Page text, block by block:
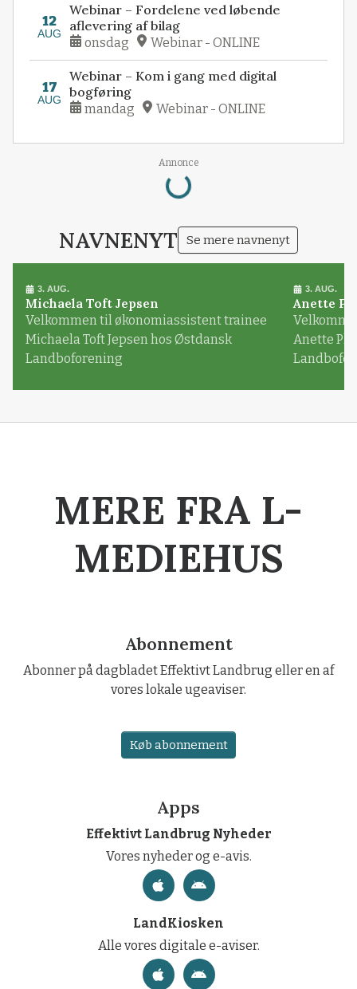
12
AUG
Webinar – Fordelene ved løbende
aflevering af bilag
onsdag Webinar - ONLINE
17
AUG
Webinar – Kom i gang med digital
bogføring
mandag Webinar - ONLINE
Annonce
Loading...
NAVNENYT Se mere navnenyt
3. AUG.
Michaela Toft Jepsen
Velkommen til økonomiassistent trainee
Michaela Toft Jepsen hos Østdansk
Landboforening
3. AUG.
Anette
Anette
MERE FRA L-
MEDIEHUS
Abonnement
Abonner på dagbladet Effektivt Landbrug eller en af
vores lokale ugeaviser.
Køb abonnement
Apps
Effektivt Landbrug Nyheder
Vores nyheder og e-avis.
LandKiosken
Alle vores digitale e-aviser.